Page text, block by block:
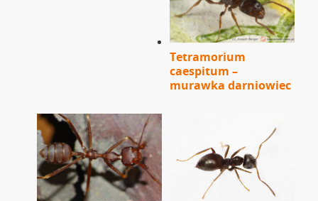
Tetramorium
caespitum –
murawka darniowiec